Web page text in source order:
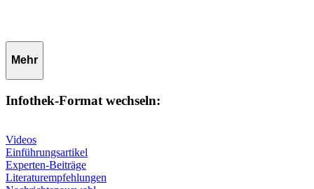
Mehr
Infothek-Format wechseln:
Videos
Einführungsartikel
Experten-Beiträge
Literaturempfehlungen